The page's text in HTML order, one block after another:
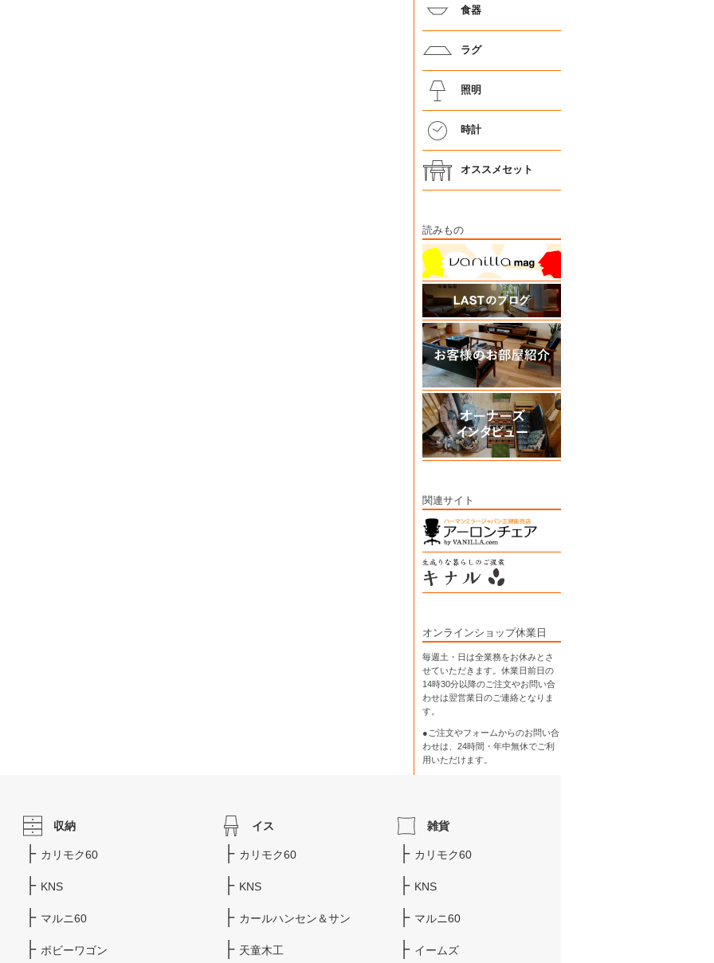
食器
ラグ
照明
時計
オススメセット
読みもの
関連サイト
オンラインショップ休業日
毎週土・日は全業務をお休みとさ
せていただきます。休業日前日の
14時30分以降のご注文やお問い合
わせは翌営業日のご連絡となりま
す。
●ご注文やフォームからのお問い合
わせは、 24時間・年中無休でご利
用いただけます。
収納
カリモク60
KNS
マルニ60
ボビーワゴン
イス
カリモク60
KNS
カールハンセン＆サン
天童木工
雑貨
カリモク60
KNS
マルニ60
イームズ